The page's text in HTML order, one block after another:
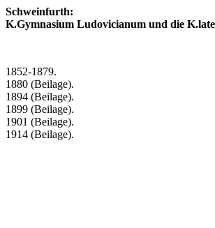
Schweinfurth:
K.Gymnasium Ludovicianum und die
1852-1879.
1880 (Beilage).
1894 (Beilage).
1899 (Beilage).
1901 (Beilage).
1914 (Beilage).